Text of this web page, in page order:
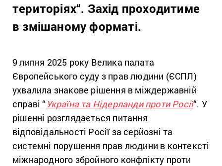
територіях“. Захід проходитиме
в змішаному форматі.
9 липня 2025 року Велика палата
Європейського суду з прав людини (ЄСПЛ)
ухвалила знакове рішення в міждержавній
справі “Україна та Нідерланди проти Росії“. У
рішенні розглядається питання
відповідальності Росії за серйозні та
системні порушення прав людини в контексті
міжнародного збройного конфлікту проти